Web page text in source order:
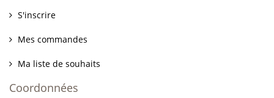
S'inscrire
Mes commandes
Ma liste de souhaits
Coordonnées